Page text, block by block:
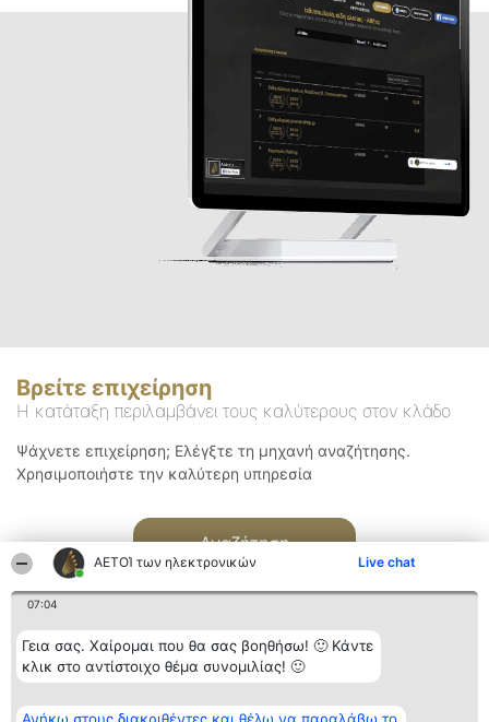
ΑΕΤΟΊ των ηλεκτρονικών Live chat
07:04
Γεια σας. Χαίρομαι που θα σας βοηθήσω! 🙂 Κάντε
κλικ στο αντίστοιχο θέμα συνομιλίας! 🙂
Βρείτε επιχείρηση
Η κατάταξη περιλαμβάνει τους καλύτερους στον κλάδο
Ψάχνετε επιχείρηση; Ελέγξτε τη μηχανή αναζήτησης.
Χρησιμοποιήστε την καλύτερη υπηρεσία
Αναζήτηση
Διοργανωτής της
κατάταξης
Κατάταξη
Διακριθέντες
Επικοινωνία
Επικοινωνία